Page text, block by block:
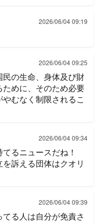
2026/06/04 09:19
2026/06/04 09:25
の生命、身体及び財
めに、そのため必要
むなく制限されるこ
2026/06/04 09:34
るニュースだね！
訴える団体はクオリ
2026/06/04 09:39
る人は自分が免責さ